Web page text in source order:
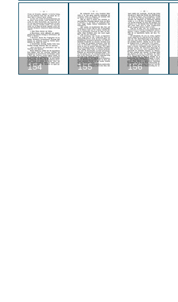
154 155 156